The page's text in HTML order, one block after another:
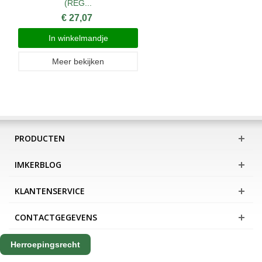
(REG...
€ 27,07
In winkelmandje
Meer bekijken
PRODUCTEN
IMKERBLOG
KLANTENSERVICE
CONTACTGEGEVENS
Herroepingsrecht